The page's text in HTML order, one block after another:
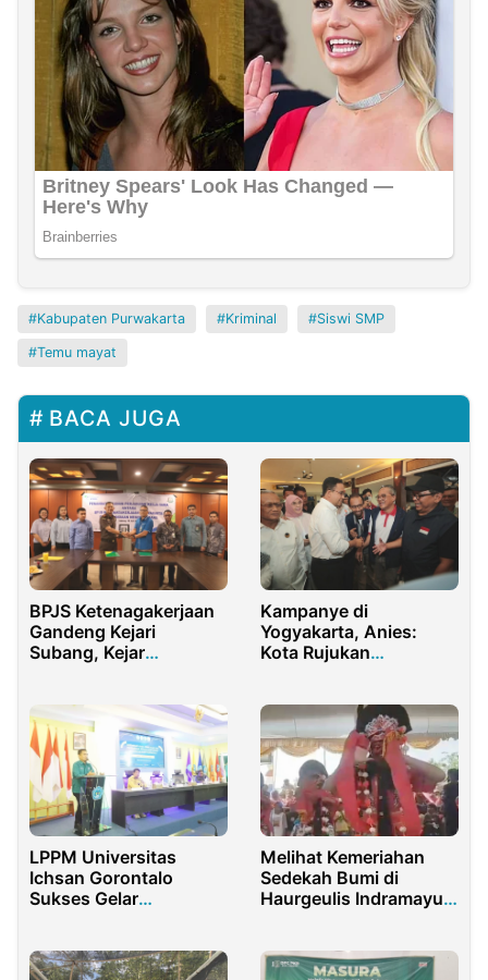
Kabupaten Purwakarta Kriminal Siswi SMP
Temu mayat
BACA JUGA
BPJS Ketenagakerjaan
Gandeng Kejari
Subang, Kejar
Kampanye di
Yogyakarta, Anies:
Kota Rujukan
LPPM Universitas
Ichsan Gorontalo
Sukses Gelar
Masyarakat
Melihat Kemeriahan
Sedekah Bumi di
Haurgeulis Indramayu,
Semalam Suntuk